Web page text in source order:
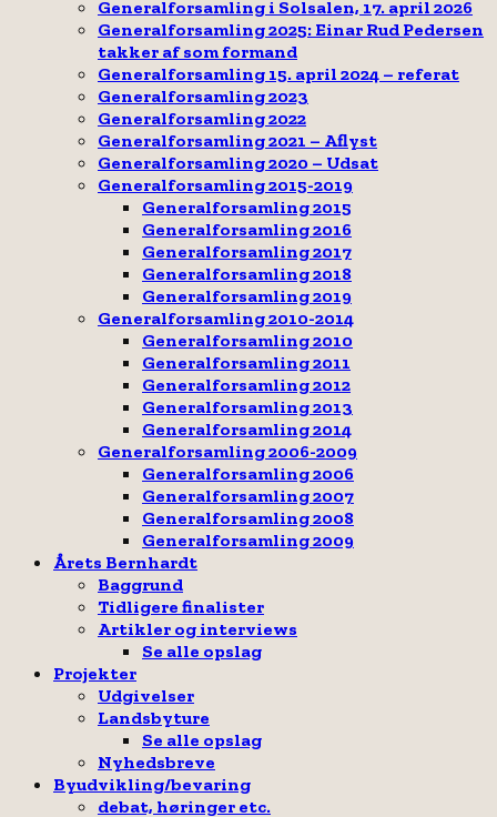
Generalforsamling i Solsalen, 17. april 2026
Generalforsamling 2025: Einar Rud Pedersen
takker af som formand
Generalforsamling 15. april 2024 – referat
Generalforsamling 2023
Generalforsamling 2022
Generalforsamling 2021 – Aflyst
Generalforsamling 2020 – Udsat
Generalforsamling 2015-2019
Generalforsamling 2015
Generalforsamling 2016
Generalforsamling 2017
Generalforsamling 2018
Generalforsamling 2019
Generalforsamling 2010-2014
Generalforsamling 2010
Generalforsamling 2011
Generalforsamling 2012
Generalforsamling 2013
Generalforsamling 2014
Generalforsamling 2006-2009
Generalforsamling 2006
Generalforsamling 2007
Generalforsamling 2008
Generalforsamling 2009
Årets Bernhardt
Baggrund
Tidligere finalister
Artikler og interviews
Se alle opslag
Projekter
Udgivelser
Landsbyture
Se alle opslag
Nyhedsbreve
Byudvikling/bevaring
debat, høringer etc.